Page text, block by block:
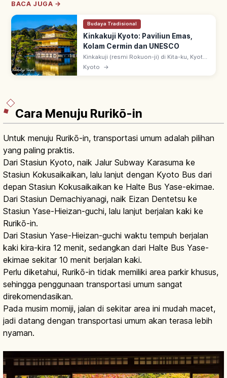
BACA JUGA →
Budaya Tradisional
Kinkakuji Kyoto: Paviliun Emas,
Kolam Cermin dan UNESCO
Kinkakuji (resmi Rokuon-ji) di Kita-ku, Kyoto:
paviliun 3 lantai berlapis daun emas
(Shariden), didirikan Ashikaga Yoshimitsu.
Kyoto →
Cara Menuju Rurikō-in
Untuk menuju Rurikō-in, transportasi umum adalah pilihan
yang paling praktis.
Dari Stasiun Kyoto, naik Jalur Subway Karasuma ke
Stasiun Kokusaikaikan, lalu lanjut dengan Kyoto Bus dari
depan Stasiun Kokusaikaikan ke Halte Bus Yase-ekimae.
Dari Stasiun Demachiyanagi, naik Eizan Dentetsu ke
Stasiun Yase-Hieizan-guchi, lalu lanjut berjalan kaki ke
Rurikō-in.
Dari Stasiun Yase-Hieizan-guchi waktu tempuh berjalan
kaki kira-kira 12 menit, sedangkan dari Halte Bus Yase-
ekimae sekitar 10 menit berjalan kaki.
Perlu diketahui, Rurikō-in tidak memiliki area parkir khusus,
sehingga penggunaan transportasi umum sangat
direkomendasikan.
Pada musim momiji, jalan di sekitar area ini mudah macet,
jadi datang dengan transportasi umum akan terasa lebih
nyaman.